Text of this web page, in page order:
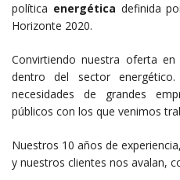
política energética definida
Horizonte 2020.
Convirtiendo nuestra oferta
dentro del sector
necesidades de grandes
públicos con los que venimos
Nuestros 10 años de
y nuestros clientes nos avalan,